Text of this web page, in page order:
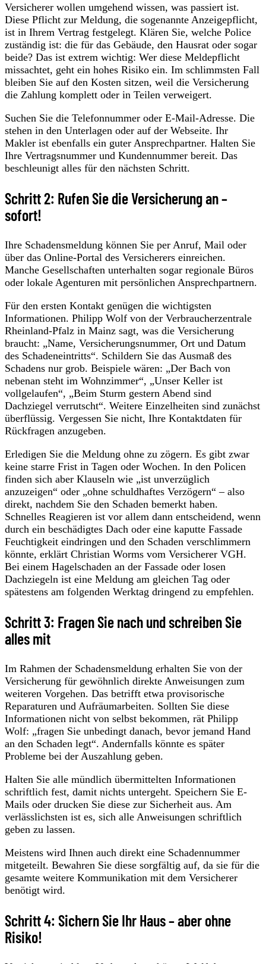
Versicherer wollen umgehend wissen, was passiert ist.
Diese Pflicht zur Meldung, die sogenannte Anzeigepflicht,
ist in Ihrem Vertrag festgelegt. Klären Sie, welche Police
zuständig ist: die für das Gebäude, den Hausrat oder sogar
beide? Das ist extrem wichtig: Wer diese Meldepflicht
missachtet, geht ein hohes Risiko ein. Im schlimmsten Fall
bleiben Sie auf den Kosten sitzen, weil die Versicherung
die Zahlung komplett oder in Teilen verweigert.
Suchen Sie die Telefonnummer oder E-Mail-Adresse. Die
stehen in den Unterlagen oder auf der Webseite. Ihr
Makler ist ebenfalls ein guter Ansprechpartner. Halten Sie
Ihre Vertragsnummer und Kundennummer bereit. Das
beschleunigt alles für den nächsten Schritt.
Schritt 2: Rufen Sie die Versicherung an –
sofort!
Ihre Schadensmeldung können Sie per Anruf, Mail oder
über das Online-Portal des Versicherers einreichen.
Manche Gesellschaften unterhalten sogar regionale Büros
oder lokale Agenturen mit persönlichen Ansprechpartnern.
Für den ersten Kontakt genügen die wichtigsten
Informationen. Philipp Wolf von der Verbraucherzentrale
Rheinland-Pfalz in Mainz sagt, was die Versicherung
braucht: „Name, Versicherungsnummer, Ort und Datum
des Schadeneintritts“. Schildern Sie das Ausmaß des
Schadens nur grob. Beispiele wären: „Der Bach von
nebenan steht im Wohnzimmer“, „Unser Keller ist
vollgelaufen“, „Beim Sturm gestern Abend sind
Dachziegel verrutscht“. Weitere Einzelheiten sind zunächst
überflüssig. Vergessen Sie nicht, Ihre Kontaktdaten für
Rückfragen anzugeben.
Erledigen Sie die Meldung ohne zu zögern. Es gibt zwar
keine starre Frist in Tagen oder Wochen. In den Policen
finden sich aber Klauseln wie „ist unverzüglich
anzuzeigen“ oder „ohne schuldhaftes Verzögern“ – also
direkt, nachdem Sie den Schaden bemerkt haben.
Schnelles Reagieren ist vor allem dann entscheidend, wenn
durch ein beschädigtes Dach oder eine kaputte Fassade
Feuchtigkeit eindringen und den Schaden verschlimmern
könnte, erklärt Christian Worms vom Versicherer VGH.
Bei einem Hagelschaden an der Fassade oder losen
Dachziegeln ist eine Meldung am gleichen Tag oder
spätestens am folgenden Werktag dringend zu empfehlen.
Schritt 3: Fragen Sie nach und schreiben Sie
alles mit
Im Rahmen der Schadensmeldung erhalten Sie von der
Versicherung für gewöhnlich direkte Anweisungen zum
weiteren Vorgehen. Das betrifft etwa provisorische
Reparaturen und Aufräumarbeiten. Sollten Sie diese
Informationen nicht von selbst bekommen, rät Philipp
Wolf: „fragen Sie unbedingt danach, bevor jemand Hand
an den Schaden legt“. Andernfalls könnte es später
Probleme bei der Auszahlung geben.
Halten Sie alle mündlich übermittelten Informationen
schriftlich fest, damit nichts untergeht. Speichern Sie E-
Mails oder drucken Sie diese zur Sicherheit aus. Am
verlässlichsten ist es, sich alle Anweisungen schriftlich
geben zu lassen.
Meistens wird Ihnen auch direkt eine Schadennummer
mitgeteilt. Bewahren Sie diese sorgfältig auf, da sie für die
gesamte weitere Kommunikation mit dem Versicherer
benötigt wird.
Schritt 4: Sichern Sie Ihr Haus – aber ohne
Risiko!